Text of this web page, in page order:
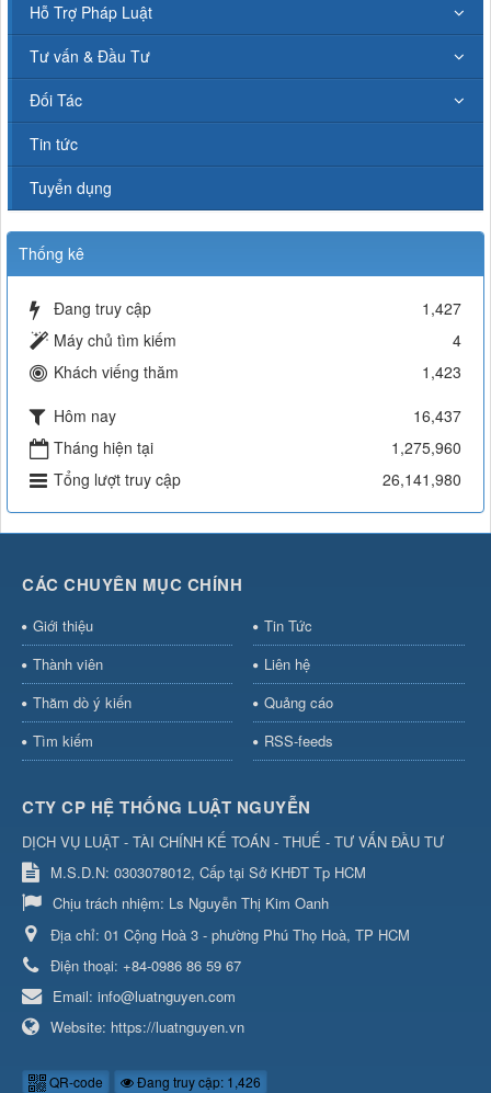
Hỗ Trợ Pháp Luật
Tư vấn & Đầu Tư
Đối Tác
Tin tức
Tuyển dụng
Thống kê
Đang truy cập
1,427
Máy chủ tìm kiếm
4
Khách viếng thăm
1,423
Hôm nay
16,437
Tháng hiện tại
1,275,960
Tổng lượt truy cập
26,141,980
CÁC CHUYÊN MỤC CHÍNH
Giới thiệu
Tin Tức
Thành viên
Liên hệ
Thăm dò ý kiến
Quảng cáo
Tìm kiếm
RSS-feeds
CTY CP HỆ THỐNG LUẬT NGUYỄN
DỊCH VỤ LUẬT - TÀI CHÍNH KẾ TOÁN - THUẾ - TƯ VẤN ĐẦU TƯ
M.S.D.N: 0303078012, Cấp tại Sở KHĐT Tp HCM
Chịu trách nhiệm: Ls Nguyễn Thị Kim Oanh
Địa chỉ: 01 Cộng Hoà 3 - phường Phú Thọ Hoà, TP HCM
Điện thoại: +84-0986 86 59 67
Email: info@luatnguyen.com
Website: https://luatnguyen.vn
QR-code Đang truy cập: 1,426